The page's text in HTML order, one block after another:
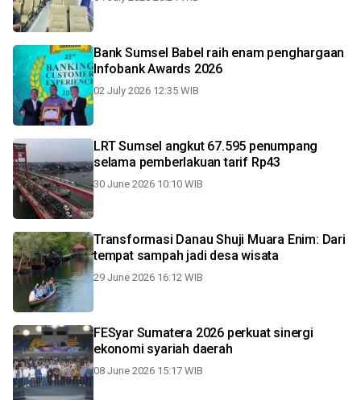
Bank Sumsel Babel raih enam penghargaan
Infobank Awards 2026
02 July 2026 12:35 WIB
LRT Sumsel angkut 67.595 penumpang
selama pemberlakuan tarif Rp43
30 June 2026 10:10 WIB
Transformasi Danau Shuji Muara Enim: Dari
tempat sampah jadi desa wisata
29 June 2026 16:12 WIB
FESyar Sumatera 2026 perkuat sinergi
ekonomi syariah daerah
08 June 2026 15:17 WIB